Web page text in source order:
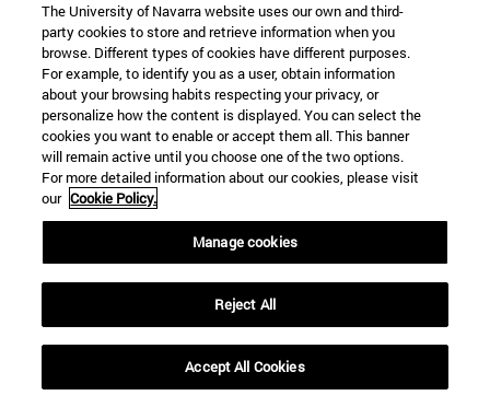
conflicto surgiese tan repentinamente?
En realidad, no se trata de un conflicto aislado, ni surgió
por sorpresa, sino que desde la disolución de la URSS,
las cancillerías y embajadas occidentales ya recibieron
hasta ocho avisos de lo que iba a ocurrir y no supieron
interpretar esas advertencias.
El primer aviso se dio en diciembre de 1986, en
Kazajistán, con una serie de revueltas populares que ya
indicaban lo que iba a ocurrir. Allí tuvieron lugar unos
gravísimos disturbios, cuando el presidente de la
República Socialista Soviética de Kazajistán, el
presidente Kunáyev, dimitió y fue sustituido por un ruso,
Gennady Kolbin. En ese momento, jóvenes kazajos
The University of Navarra website uses our own and third-
party cookies to store and retrieve information when you
browse. Different types of cookies have different purposes.
For example, to identify you as a user, obtain information
about your browsing habits respecting your privacy, or
personalize how the content is displayed. You can select the
cookies you want to enable or accept them all. This banner
will remain active until you choose one of the two options.
For more detailed information about our cookies, please visit
our Cookie Policy.
Manage cookies
Reject All
Accept All Cookies